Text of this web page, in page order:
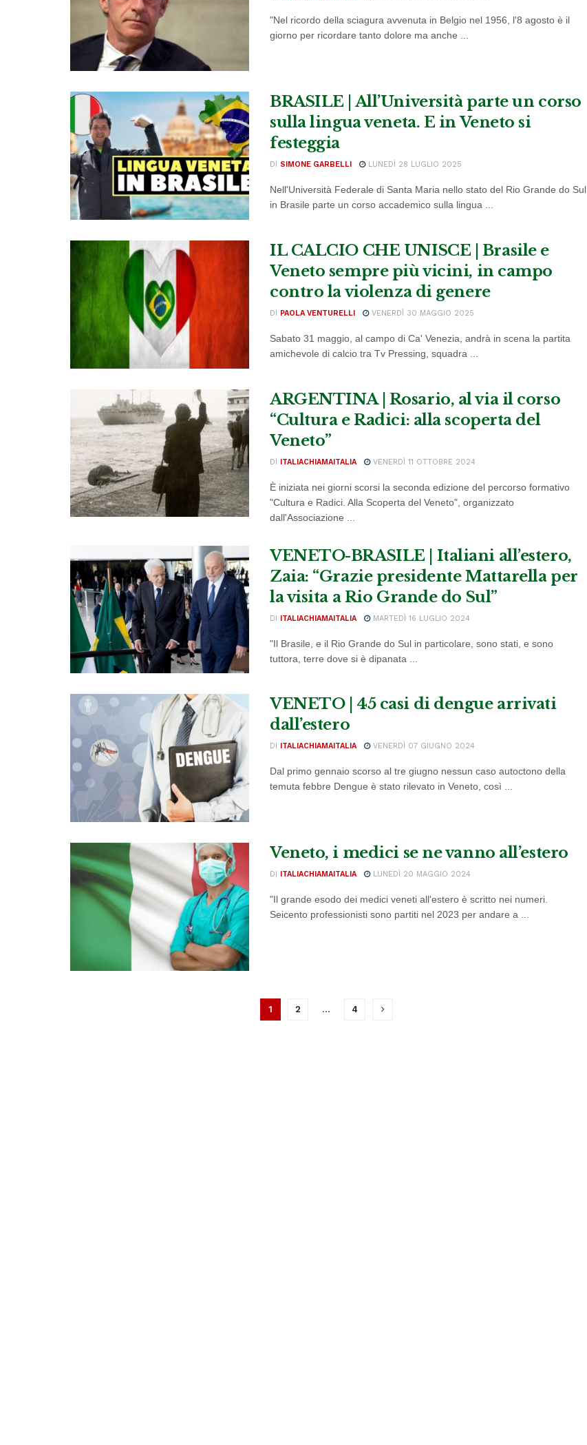
"Nel ricordo della sciagura avvenuta in Belgio nel 1956, l'8 agosto è il
giorno per ricordare tanto dolore ma anche ...
BRASILE | All’Università parte un corso
sulla lingua veneta. E in Veneto si
festeggia
DI SIMONE GARBELLI LUNEDÌ 28 LUGLIO 2025
Nell'Università Federale di Santa Maria nello stato del Rio Grande do Sul
in Brasile parte un corso accademico sulla lingua ...
IL CALCIO CHE UNISCE | Brasile e
Veneto sempre più vicini, in campo
contro la violenza di genere
DI PAOLA VENTURELLI VENERDÌ 30 MAGGIO 2025
Sabato 31 maggio, al campo di Ca' Venezia, andrà in scena la partita
amichevole di calcio tra Tv Pressing, squadra ...
ARGENTINA | Rosario, al via il corso
“Cultura e Radici: alla scoperta del
Veneto”
DI ITALIACHIAMAITALIA VENERDÌ 11 OTTOBRE 2024
È iniziata nei giorni scorsi la seconda edizione del percorso formativo
"Cultura e Radici. Alla Scoperta del Veneto", organizzato
dall'Associazione ...
VENETO-BRASILE | Italiani all’estero,
Zaia: “Grazie presidente Mattarella per
la visita a Rio Grande do Sul”
DI ITALIACHIAMAITALIA MARTEDÌ 16 LUGLIO 2024
"Il Brasile, e il Rio Grande do Sul in particolare, sono stati, e sono
tuttora, terre dove si è dipanata ...
VENETO | 45 casi di dengue arrivati
dall’estero
DI ITALIACHIAMAITALIA VENERDÌ 07 GIUGNO 2024
Dal primo gennaio scorso al tre giugno nessun caso autoctono della
temuta febbre Dengue è stato rilevato in Veneto, così ...
Veneto, i medici se ne vanno all’estero
DI ITALIACHIAMAITALIA LUNEDÌ 20 MAGGIO 2024
"Il grande esodo dei medici veneti all'estero è scritto nei numeri.
Seicento professionisti sono partiti nel 2023 per andare a ...
1 2 … 4